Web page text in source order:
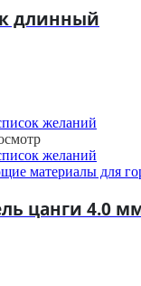
длинный
желаний
желаний
материалы для
цанги 4.0